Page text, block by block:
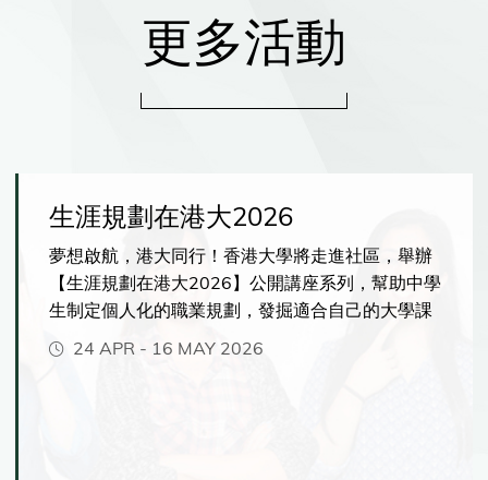
更多活動
生涯規劃在港大2026
夢想啟航，港大同行！香港大學將走進社區，舉辦
【生涯規劃在港大2026】公開講座系列，幫助中學
生制定個人化的職業規劃，發掘適合自己的大學課
程，並充分發揮你的潛能。你將有機會了解港大提
24 APR - 16 MAY 2026